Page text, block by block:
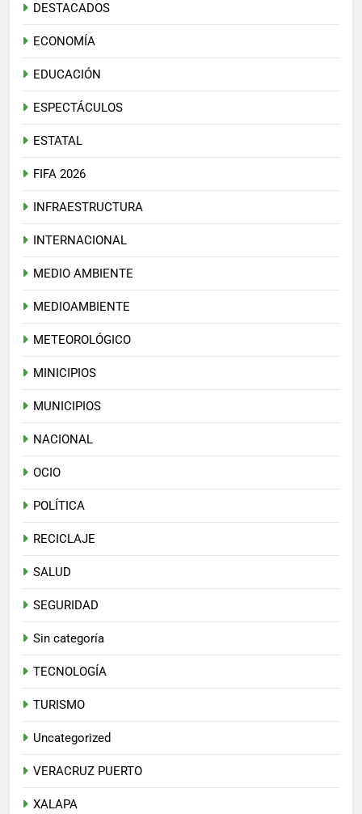
DESTACADOS
ECONOMÍA
EDUCACIÓN
ESPECTÁCULOS
ESTATAL
FIFA 2026
INFRAESTRUCTURA
INTERNACIONAL
MEDIO AMBIENTE
MEDIOAMBIENTE
METEOROLÓGICO
MINICIPIOS
MUNICIPIOS
NACIONAL
OCIO
POLÍTICA
RECICLAJE
SALUD
SEGURIDAD
Sin categoría
TECNOLOGÍA
TURISMO
Uncategorized
VERACRUZ PUERTO
XALAPA